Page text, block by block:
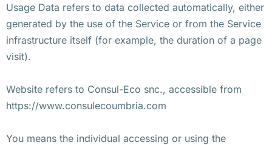
Usage Data refers to data collected automatically, either
generated by the use of the Service or from the Service
infrastructure itself (for example, the duration of a page
visit).
Website refers to Consul-Eco snc., accessible from
https://www.consulecoumbria.com
You means the individual accessing or using the